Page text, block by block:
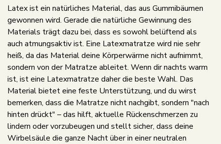
Latex ist ein natürliches Material, das aus Gummibäumen
gewonnen wird. Gerade die natürliche Gewinnung des
Materials trägt dazu bei, dass es sowohl belüftend als
auch atmungsaktiv ist. Eine Latexmatratze wird nie sehr
heiß, da das Material deine Körperwärme nicht aufnimmt,
sondern von der Matratze ableitet. Wenn dir nachts warm
ist, ist eine Latexmatratze daher die beste Wahl. Das
Material bietet eine feste Unterstützung, und du wirst
bemerken, dass die Matratze nicht nachgibt, sondern "nach
hinten drückt" – das hilft, aktuelle Rückenschmerzen zu
lindern oder vorzubeugen und stellt sicher, dass deine
Wirbelsäule die ganze Nacht über in einer neutralen